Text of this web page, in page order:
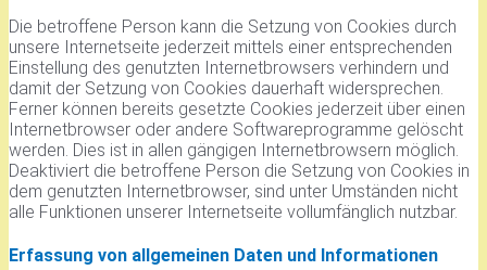
Die betroffene Person kann die Setzung von Cookies durch
unsere Internetseite jederzeit mittels einer entsprechenden
Einstellung des genutzten Internetbrowsers verhindern und
damit der Setzung von Cookies dauerhaft widersprechen.
Ferner können bereits gesetzte Cookies jederzeit über einen
Internetbrowser oder andere Softwareprogramme gelöscht
werden. Dies ist in allen gängigen Internetbrowsern möglich.
Deaktiviert die betroffene Person die Setzung von Cookies in
dem genutzten Internetbrowser, sind unter Umständen nicht
alle Funktionen unserer Internetseite vollumfänglich nutzbar.
Erfassung von allgemeinen Daten und Informationen